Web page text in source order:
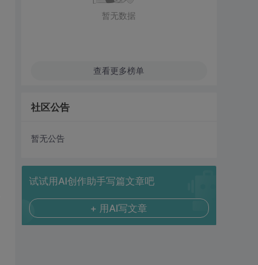
暂无数据
查看更多榜单
社区公告
暂无公告
试试用AI创作助手写篇文章吧
+ 用AI写文章